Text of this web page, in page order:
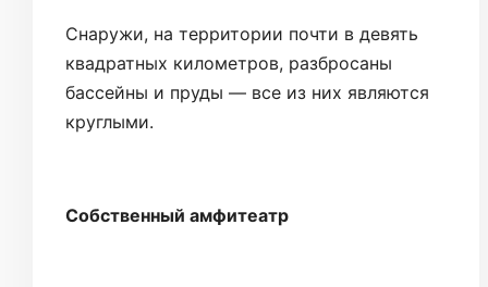
Снаружи, на территории почти в девять
квадратных километров, разбросаны
бассейны и пруды — все из них являются
круглыми.
Собственный амфитеатр